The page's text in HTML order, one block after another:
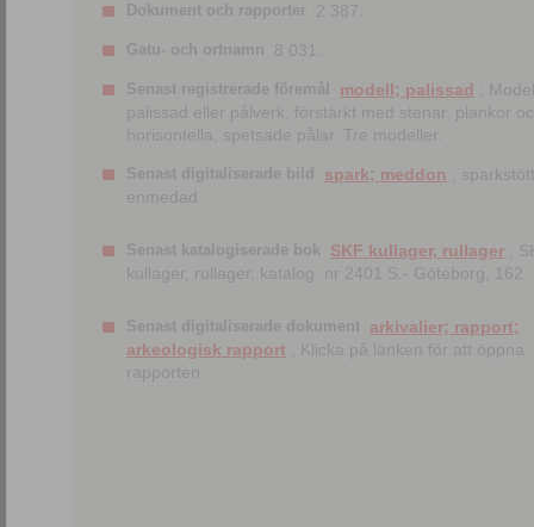
Dokument och rapporter 2 387.
Gatu- och ortnamn 8 031.
Senast registrerade föremål modell; palissad
;
palissad eller pålverk, förstärkt med stenar, plankor
horisontella, spetsade pålar. Tre modeller.
Senast digitaliserade bild spark; meddon ;
enmedad
Senast katalogiserade bok SKF kullager, rullager ;
kullager, rullager, katalog. nr 2401 S.- Göteborg, 162
Senast digitaliserade dokument arkivalier; rapport;
arkeologisk rapport ; Klicka på länken för att öppna
rapporten